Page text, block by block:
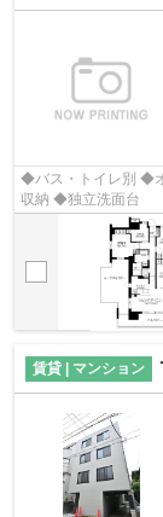
◆バス・トイレ別 ◆
収納 ◆独立洗面台
賃貸 | マンション